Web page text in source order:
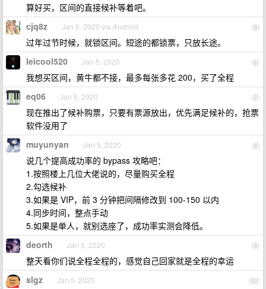
算好买，区间的直接候补等着吧。
5
cjq8z Jan 5, 2020 via Android
过年过节时候，就锁区间。短途的都锁票，只放长途。
6
leicool520 Jan 5, 2020
我想买区间，黄牛都不接，最多每张多花 200，买了全程
7
eq06 Jan 5, 2020
现在推出了候补购票，只要有票源放出，优先满足候补的，抢票
软件没用了
8
muyunyan Jan 5, 2020
说几个提高成功率的 bypass 攻略吧：
1.按照楼上几位大佬说的，尽量购买全程
2.勾选候补
3.如果是 VIP，前 3 分钟把间隔修改到 100-150 以内
4.同步时间，整点手动
5.如果是单人，就别选座了，成功率实测会降低。
9
deorth Jan 5, 2020
整天看你们说全程全程的，感觉自己回家就是全程的幸运
10
slgz Jan 5, 2020